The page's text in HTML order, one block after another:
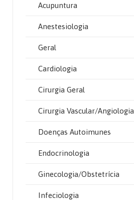
Acupuntura
Anestesiologia
Geral
Cardiologia
Cirurgia Geral
Cirurgia Vascular/Angiologia
Doenças Autoimunes
Endocrinologia
Ginecologia/Obstetrícia
Infeciologia